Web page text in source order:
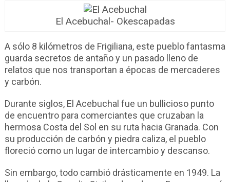
El Acebuchal- Okescapadas
A sólo 8 kilómetros de Frigiliana, este pueblo fantasma
guarda secretos de antaño y un pasado lleno de
relatos que nos transportan a épocas de mercaderes
y carbón.
Durante siglos, El Acebuchal fue un bullicioso punto
de encuentro para comerciantes que cruzaban la
hermosa Costa del Sol en su ruta hacia Granada. Con
su producción de carbón y piedra caliza, el pueblo
floreció como un lugar de intercambio y descanso.
Sin embargo, todo cambió drásticamente en 1949. La